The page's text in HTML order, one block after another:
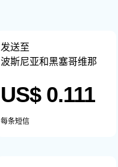
发送至
波斯尼亚和黑塞哥维那
US$ 0.111
每条短信